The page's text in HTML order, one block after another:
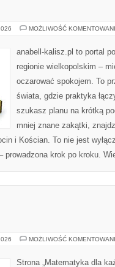
MOŻLIWOŚĆ
anabell-kalisz.pl to portal
regionie wielkopolskim –
oczarować spokojem. To
świata, gdzie praktyka
szukasz planu na krótką
mniej znane zakątki,
i Kościan. To nie jest
prowadzona krok po kroku.
MOŻLIWOŚĆ
Strona „Matematyka dla